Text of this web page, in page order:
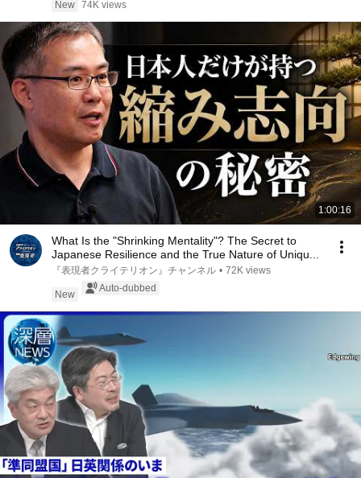
New 74K views
1:00:16
What Is the "Shrinking Mentality"? The Secret to
Japanese Resilience and the True Nature of Uniqu...
『表現者クライテリオン』チャンネル • 72K views
New
Auto-dubbed